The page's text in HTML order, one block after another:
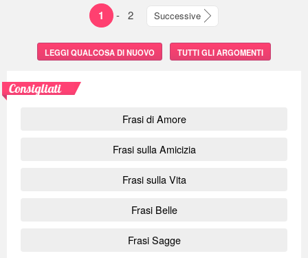
1 - 2 Successive
LEGGI QUALCOSA DI NUOVO TUTTI GLI ARGOMENTI
Consigliati
Frasi di Amore
Frasi sulla Amicizia
Frasi sulla Vita
Frasi Belle
Frasi Sagge